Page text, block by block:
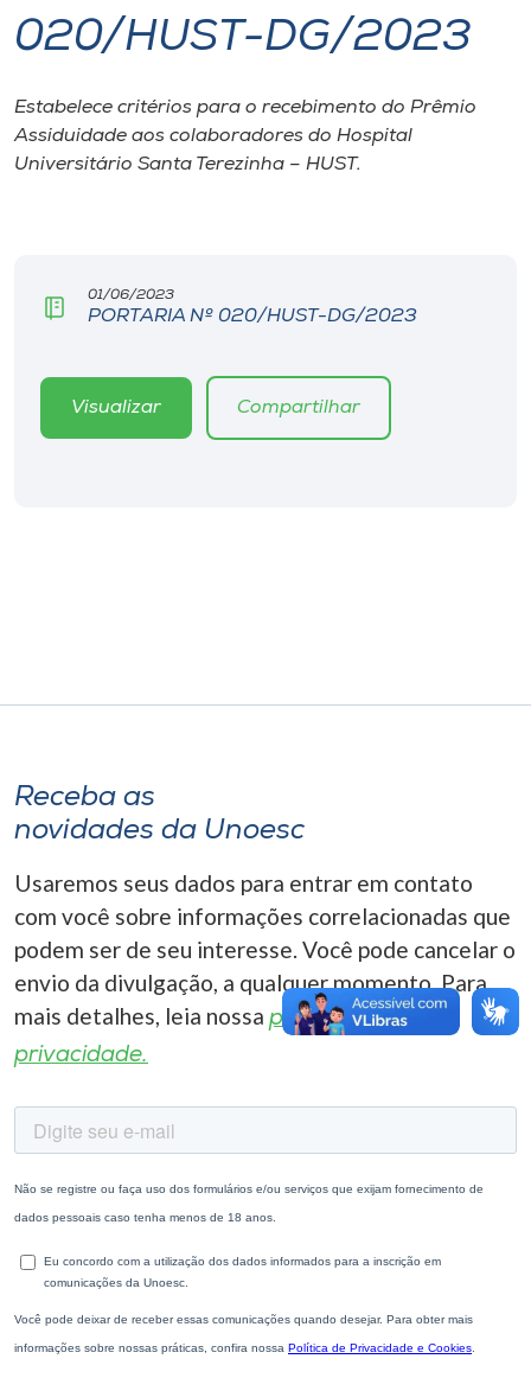
I.nova
Diplomados
Editora
A+
020/HUST-DG/2023
Estabelece critérios para o recebimento do Prêmio
Assiduidade aos colaboradores do Hospital
Universitário Santa Terezinha – HUST.
01/06/2023
PORTARIA Nº 020/HUST-DG/2023
Visualizar Compartilhar
Receba as
novidades da Unoesc
Usaremos seus dados para entrar em contato
com você sobre informações correlacionadas que
podem ser de seu interesse. Você pode cancelar o
envio da divulgação, a qualquer momento. Para
mais detalhes, leia nossa política de
privacidade.